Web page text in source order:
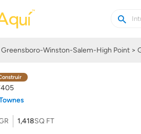
Buscar
casas
Buscar
Greensboro-Winston-Salem-High Point
1,418SQ FT